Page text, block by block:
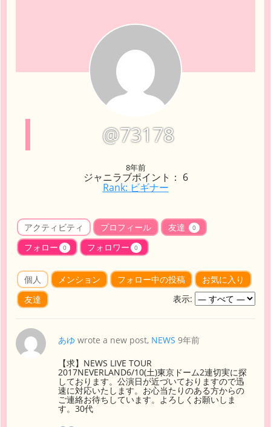
@73178
8年前
ジャニラブポイント： 6
Rank: ビギナー
アクティビティ プロフィール 友達 0
フォロー 0 フォロワー 0
個人 メンション フォロー中の投稿
お気に入り
友達
表示:
あゆ wrote a new post, NEWS 9年前
【求】NEWS LIVE TOUR
2017NEVERLAND6/10(土)東京ドーム2連切実に探
しております。公演日が近づいておりますので迅
速に対応いたします。お心当たりのある方からの
ご連絡お待ちしています。よろしくお願いしま
す。30代